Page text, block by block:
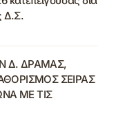
Δ.Σ.
Δ. ΔΡΑΜΑΣ,
ΣΕΙΡΑΣ
ΜΕ ΤΙΣ